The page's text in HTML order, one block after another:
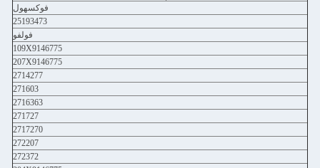
فوكسهول
25193473
فولفو
109X9146775
207X9146775
2714277
271603
2716363
271727
2717270
272207
272372